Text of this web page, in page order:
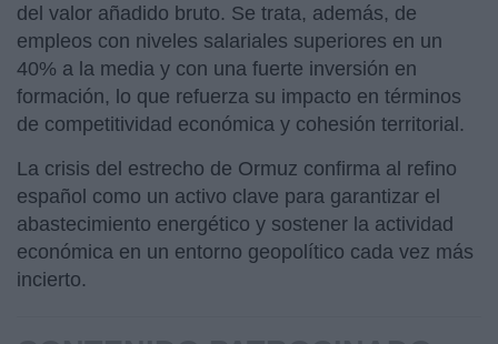
del valor añadido bruto. Se trata, además, de
empleos con niveles salariales superiores en un
40% a la media y con una fuerte inversión en
formación, lo que refuerza su impacto en términos
de competitividad económica y cohesión territorial.
La crisis del estrecho de Ormuz confirma al refino
español como un activo clave para garantizar el
abastecimiento energético y sostener la actividad
económica en un entorno geopolítico cada vez más
incierto.